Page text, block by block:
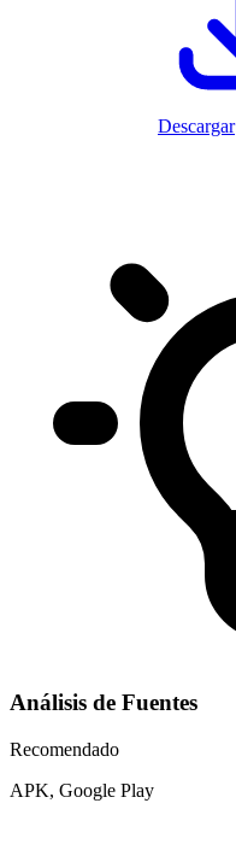
Descargar
Análisis de Fuentes
Recomendado
APK, Google Play